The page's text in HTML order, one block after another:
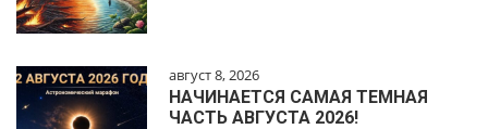
август 8, 2026
НАЧИНАЕТСЯ САМАЯ ТЕМНАЯ
ЧАСТЬ АВГУСТА 2026!